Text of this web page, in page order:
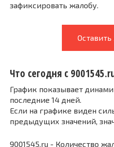
зафиксировать жалобу.
Что сегодня с
График показывает
последние 14 дней.
Если на графике виден
предыдущих значений,
9001545.ru - Количество